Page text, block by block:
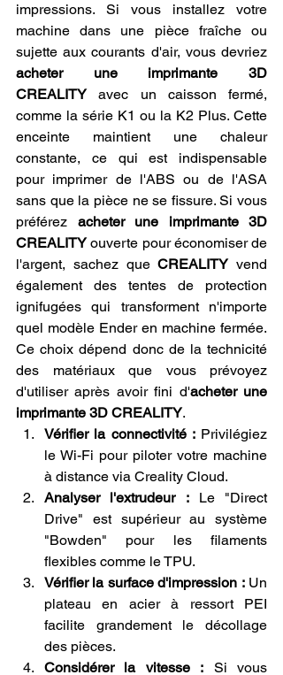
impressions. Si vous installez votre
machine dans une pièce fraîche ou
acheter une imprimante 3D
CREALITY avec un caisson fermé,
comme la série K1 ou la K2 Plus. Cette
enceinte maintient une chaleur
constante, ce qui est indispensable
pour imprimer de l'ABS ou de l'ASA
sans que la pièce ne se fissure. Si vous
préférez acheter une imprimante 3D
CREALITY ouverte pour économiser de
l'argent, sachez que CREALITY vend
également des tentes de protection
ignifugées qui transforment n'importe
quel modèle Ender en machine fermée.
Ce choix dépend donc de la technicité
des matériaux que vous prévoyez
d'utiliser après avoir fini d'acheter une
imprimante 3D CREALITY.
Vérifier la connectivité : Privilégiez
le Wi-Fi pour piloter votre machine
à distance via Creality Cloud.
Analyser l'extrudeur : Le "Direct
Drive" est supérieur au système
"Bowden" pour les filaments
flexibles comme le TPU.
Vérifier la surface d'impression : Un
plateau en acier à ressort PEI
facilite grandement le décollage
des pièces.
Considérer la vitesse : Si vous